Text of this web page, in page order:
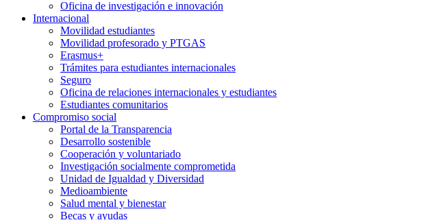
Oficina de investigación e innovación
Internacional
Movilidad estudiantes
Movilidad profesorado y PTGAS
Erasmus+
Trámites para estudiantes internacionales
Seguro
Oficina de relaciones internacionales y estudiantes
Estudiantes comunitarios
Compromiso social
Portal de la Transparencia
Desarrollo sostenible
Cooperación y voluntariado
Investigación socialmente comprometida
Unidad de Igualdad y Diversidad
Medioambiente
Salud mental y bienestar
Becas y ayudas